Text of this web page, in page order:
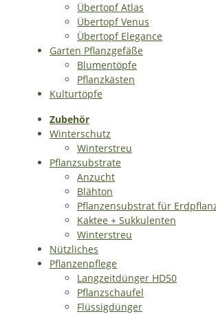
Übertopf Atlas
Übertopf Venus
Übertopf Elegance
Garten Pflanzgefäße
Blumentöpfe
Pflanzkästen
Kulturtöpfe
Zubehör
Winterschutz
Winterstreu
Pflanzsubstrate
Anzucht
Blähton
Pflanzensubstrat für
Kaktee + Sukkulenten
Winterstreu
Nützliches
Pflanzenpflege
Langzeitdünger HD50
Pflanzschaufel
Flüssigdünger